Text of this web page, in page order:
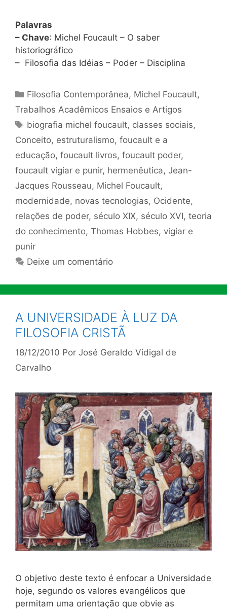
Palavras
– Chave: Michel Foucault – O saber
historiográfico
– Filosofia das Idéias – Poder – Disciplina
Categorias
Filosofia Contemporânea, Michel Foucault,
Trabalhos Acadêmicos Ensaios e Artigos
Tags
biografia michel foucault, classes sociais,
Conceito, estruturalismo, foucault e a
educação, foucault livros, foucault poder,
foucault vigiar e punir, hermenêutica, Jean-
Jacques Rousseau, Michel Foucault,
modernidade, novas tecnologias, Ocidente,
relações de poder, século XIX, século XVI, teoria
do conhecimento, Thomas Hobbes, vigiar e
punir
Deixe um comentário
A UNIVERSIDADE À LUZ DA
FILOSOFIA CRISTÃ
18/12/2010 Por José Geraldo Vidigal de
Carvalho
O objetivo deste texto é enfocar a Universidade
hoje, segundo os valores evangélicos que
permitam uma orientação que obvie as